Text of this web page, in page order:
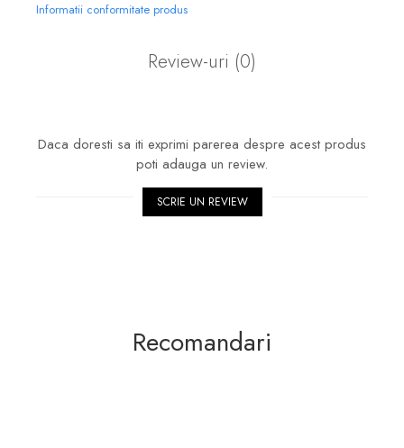
Informatii conformitate produs
Review-uri (0)
Daca doresti sa iti exprimi parerea despre acest produs
poti adauga un review.
SCRIE UN REVIEW
Recomandari